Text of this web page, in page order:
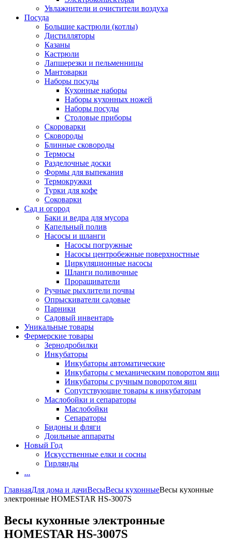
Увлажнители и очистители воздуха
Посуда
Большие кастрюли (котлы)
Дистилляторы
Казаны
Кастрюли
Лапшерезки и пельменницы
Мантоварки
Наборы посуды
Кухонные наборы
Наборы кухонных ножей
Наборы посуды
Столовые приборы
Скороварки
Сковороды
Блинные сковороды
Термосы
Разделочные доски
Формы для выпекания
Термокружки
Турки для кофе
Соковарки
Сад и огород
Баки и ведра для мусора
Капельный полив
Насосы и шланги
Насосы погружные
Насосы центробежные поверхностные
Циркуляционные насосы
Шланги поливочные
Проращиватели
Ручные рыхлители почвы
Опрыскиватели садовые
Парники
Садовый инвентарь
Уникальные товары
Фермерские товары
Зернодробилки
Инкубаторы
Инкубаторы автоматические
Инкубаторы с механическим поворотом яиц
Инкубаторы с ручным поворотом яиц
Сопутствующие товары к инкубаторам
Маслобойки и сепараторы
Маслобойки
Сепараторы
Бидоны и фляги
Доильные аппараты
Новый Год
Искусственные елки и сосны
Гирлянды
...
ГлавнаяДля дома и дачиВесыВесы кухонныеВесы кухонные
электронные HOMESTAR HS-3007S
Весы кухонные электронные
HOMESTAR HS-3007S